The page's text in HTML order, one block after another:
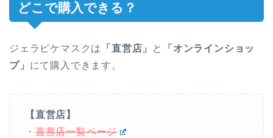
どこで購入できる？
ジェラピケマスクは 「直営店」 と
「オンラインショッ
プ」 にて購入できます。
【直営店】
・直営店一覧ページ